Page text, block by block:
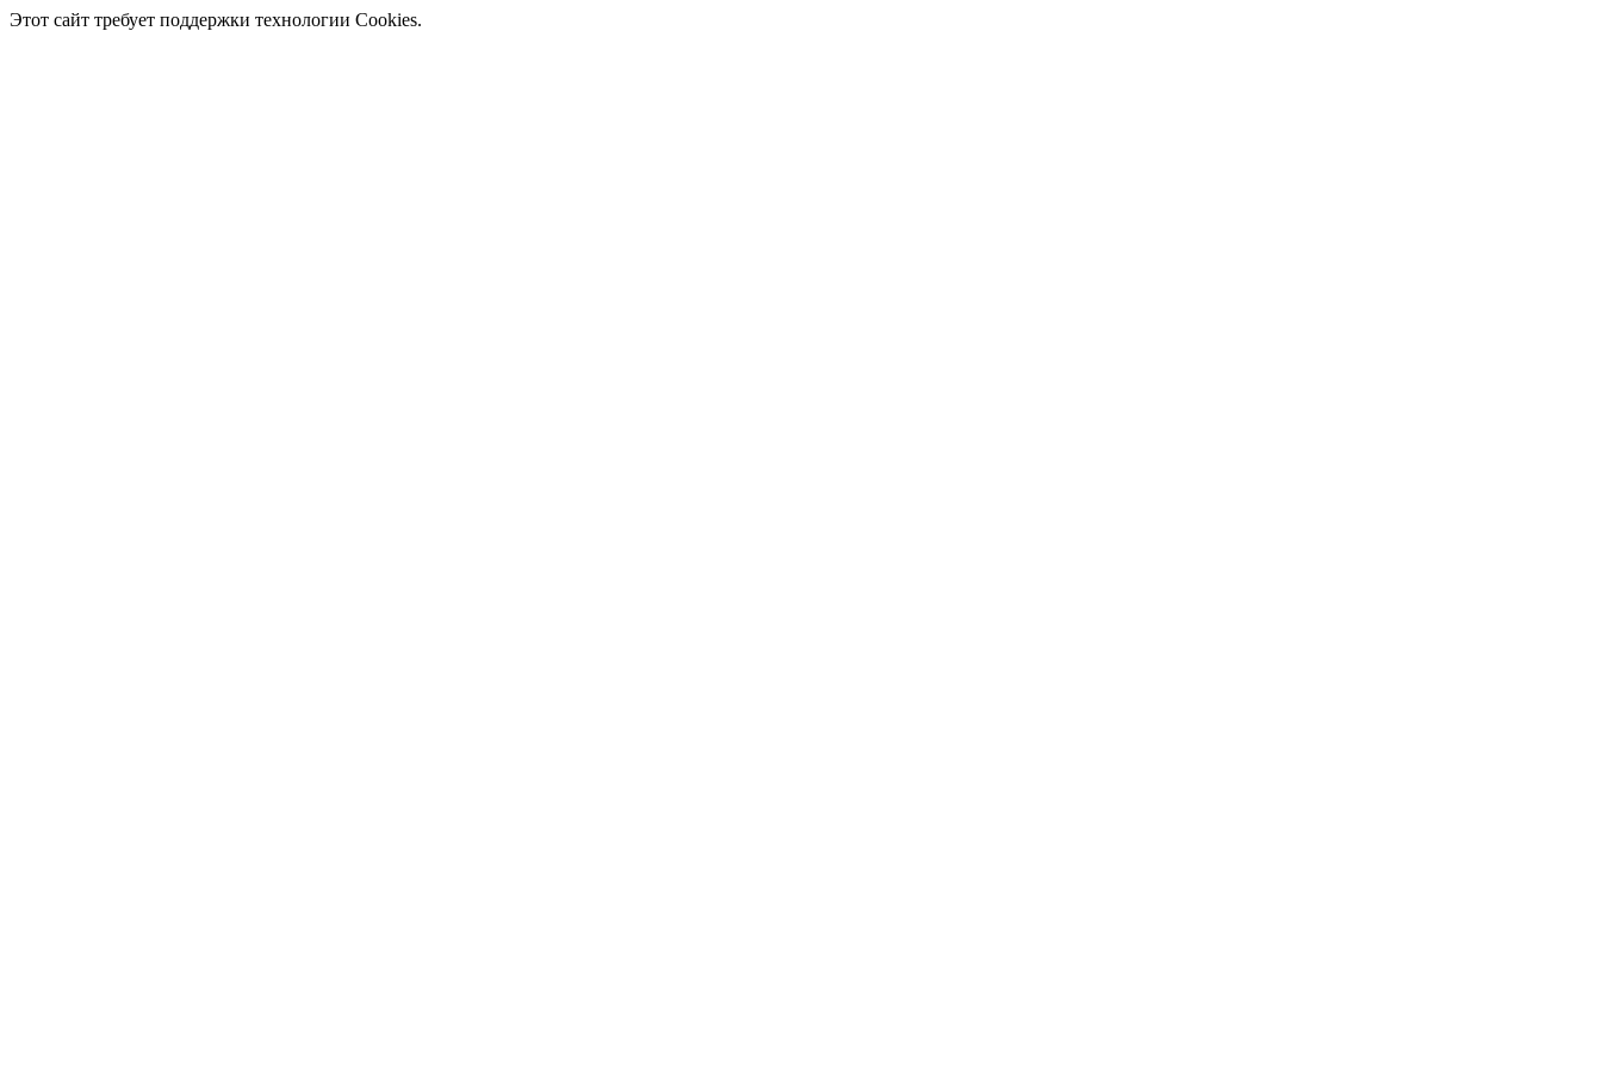
Этот сайт требует поддержки технологии Cookies.